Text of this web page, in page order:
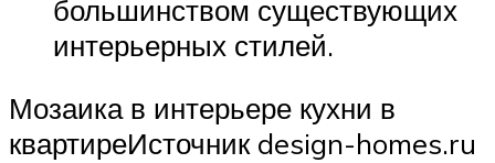
большинством существующих
интерьерных стилей.
Мозаика в интерьере кухни в
квартиреИсточник design-homes.ru